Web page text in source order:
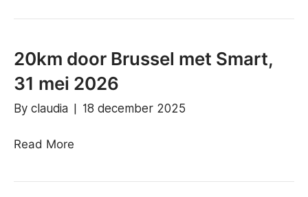
20km door Brussel met Smart,
31 mei 2026
By claudia 18 december 2025
Read More